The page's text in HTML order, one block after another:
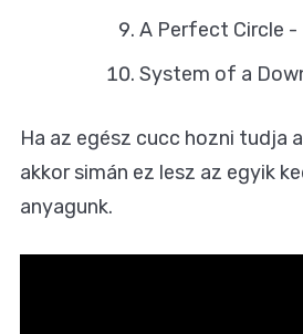
A Perfect Circle -
System of a
Ha az egész cucc hozni tudja
akkor simán ez lesz az egyik
anyagunk.